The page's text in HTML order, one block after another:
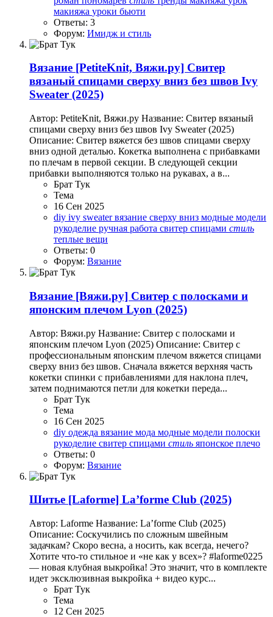
макияжа уроки бьюти
Ответы: 3
Форум: Имидж и стиль
Вязание [PetiteKnit, Вяжи.ру] Свитер
вязаный спицами сверху вниз без швов Ivy
Sweater (2025)
Автор: PetiteKnit, Вяжи.ру Название: Свитер вязаный
спицами сверху вниз без швов Ivy Sweater (2025)
Описание: Свитер вяжется без швов спицами сверху
вниз одной деталью. Кокетка выполнена с прибавками
по плечам в первой секции. В следующей секции
прибавки выполняются только на рукавах, а в...
Брат Тук
Тема
16 Сен 2025
diy ivy sweaterвязание сверху вниз модные модели
рукоделие ручная работа свитер спицами стиль
теплые вещи
Ответы: 0
Форум: Вязание
Вязание [Вяжи.ру] Свитер с полосками и
японским плечом Lyon (2025)
Автор: Вяжи.ру Название: Свитер с полосками и
японским плечом Lyon (2025) Описание: Свитер с
профессиональным японским плечом вяжется спицами
сверху вниз без швов. Сначала вяжется верхняя часть
кокетки спинки с прибавлениями для наклона плеч,
затем поднимаются петли для кокетки переда...
Брат Тук
Тема
16 Сен 2025
diy одежда вязание мода модные модели полоски
рукоделие свитер спицами стиль японское плечо
Ответы: 0
Форум: Вязание
Шитье [Laforme] La’forme Club (2025)
Автор: Laforme Название: La’forme Club (2025)
Описание: Соскучились по сложным швейным
задачкам? Скоро весна, а носить, как всегда, нечего?
Хотите что-то стильное и «не как у всех»? #laforme0225
— новая клубная выкройка! Это значит, что в комплекте
идет эксклюзивная выкройка + видео курс...
Брат Тук
Тема
12 Сен 2025